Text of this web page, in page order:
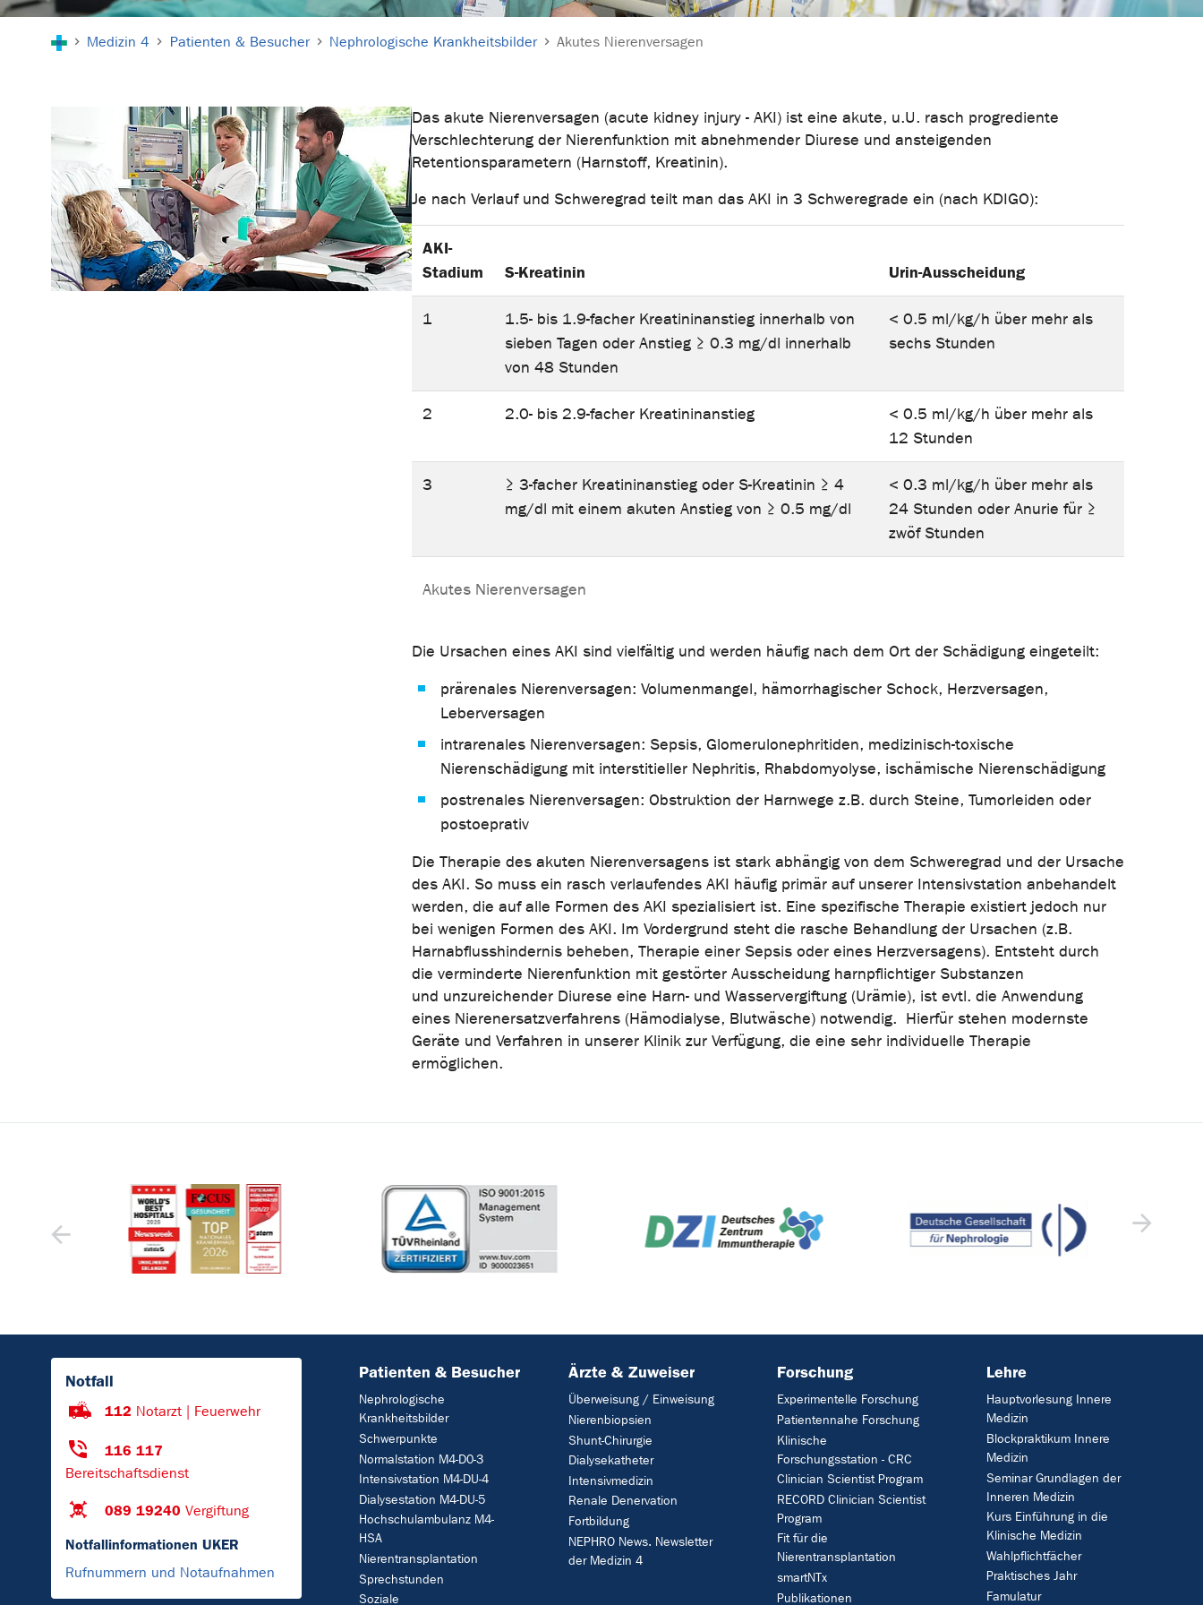
Medizin 4 Patienten & Besucher Nephrologische Krankheitsbilder Akutes Nierenversagen
Das akute Nierenversagen (acute kidney injury - AKI) ist eine akute, u.U. rasch progrediente
Verschlechterung der Nierenfunktion mit abnehmender Diurese und ansteigenden
Retentionsparametern (Harnstoff, Kreatinin).
Je nach Verlauf und Schweregrad teilt man das AKI in 3 Schweregrade ein (nach KDIGO):
Akutes Nierenversagen
AKI-
Stadium
S-Kreatinin Urin-Ausscheidung
1
1.5- bis 1.9-facher Kreatininanstieg innerhalb von
sieben Tagen oder Anstieg ≥ 0.3 mg/dl innerhalb
von 48 Stunden
< 0.5 ml/kg/h über mehr als
sechs Stunden
2 2.0- bis 2.9-facher Kreatininanstieg
< 0.5 ml/kg/h über mehr als
12 Stunden
3
≥ 3-facher Kreatininanstieg oder S-Kreatinin ≥ 4
mg/dl mit einem akuten Anstieg von ≥ 0.5 mg/dl
< 0.3 ml/kg/h über mehr als
24 Stunden oder Anurie für ≥
zwöf Stunden
Die Ursachen eines AKI sind vielfältig und werden häufig nach dem Ort der Schädigung eingeteilt:
prärenales Nierenversagen: Volumenmangel, hämorrhagischer Schock, Herzversagen,
Leberversagen
intrarenales Nierenversagen: Sepsis, Glomerulonephritiden, medizinisch-toxische
Nierenschädigung mit interstitieller Nephritis, Rhabdomyolyse, ischämische Nierenschädigung
postrenales Nierenversagen: Obstruktion der Harnwege z.B. durch Steine, Tumorleiden oder
postoeprativ
Die Therapie des akuten Nierenversagens ist stark abhängig von dem Schweregrad und der Ursache
des AKI. So muss ein rasch verlaufendes AKI häufig primär auf unserer Intensivstation anbehandelt
werden, die auf alle Formen des AKI spezialisiert ist. Eine spezifische Therapie existiert jedoch nur
bei wenigen Formen des AKI. Im Vordergrund steht die rasche Behandlung der Ursachen (z.B.
Harnabflusshindernis beheben, Therapie einer Sepsis oder eines Herzversagens). Entsteht durch
die verminderte Nierenfunktion mit gestörter Ausscheidung harnpflichtiger Substanzen
und unzureichender Diurese eine Harn- und Wasservergiftung (Urämie), ist evtl. die Anwendung
eines Nierenersatzverfahrens (Hämodialyse, Blutwäsche) notwendig. Hierfür stehen modernste
Geräte und Verfahren in unserer Klinik zur Verfügung, die eine sehr individuelle Therapie
ermöglichen.
Notfall
112 Notarzt | Feuerwehr
116 117
Bereitschaftsdienst
089 19240 Vergiftung
Notfallinformationen UKER
Rufnummern und Notaufnahmen
Patienten & Besucher
Nephrologische
Krankheitsbilder
Schwerpunkte
Normalstation M4-D0-3
Intensivstation M4-DU-4
Dialysestation M4-DU-5
Hochschulambulanz M4-
HSA
Nierentransplantation
Sprechstunden
Soziale
Ärzte & Zuweiser
Überweisung / Einweisung
Nierenbiopsien
Shunt-Chirurgie
Dialysekatheter
Intensivmedizin
Renale Denervation
Fortbildung
NEPHRO News. Newsletter
der Medizin 4
Forschung
Experimentelle Forschung
Patientennahe Forschung
Klinische
Forschungsstation - CRC
Clinician Scientist Program
RECORD Clinician Scientist
Program
Fit für die
Nierentransplantation
smartNTx
Publikationen
Lehre
Hauptvorlesung Innere
Medizin
Blockpraktikum Innere
Medizin
Seminar Grundlagen der
Inneren Medizin
Kurs Einführung in die
Klinische Medizin
Wahlpflichtfächer
Praktisches Jahr
Famulatur